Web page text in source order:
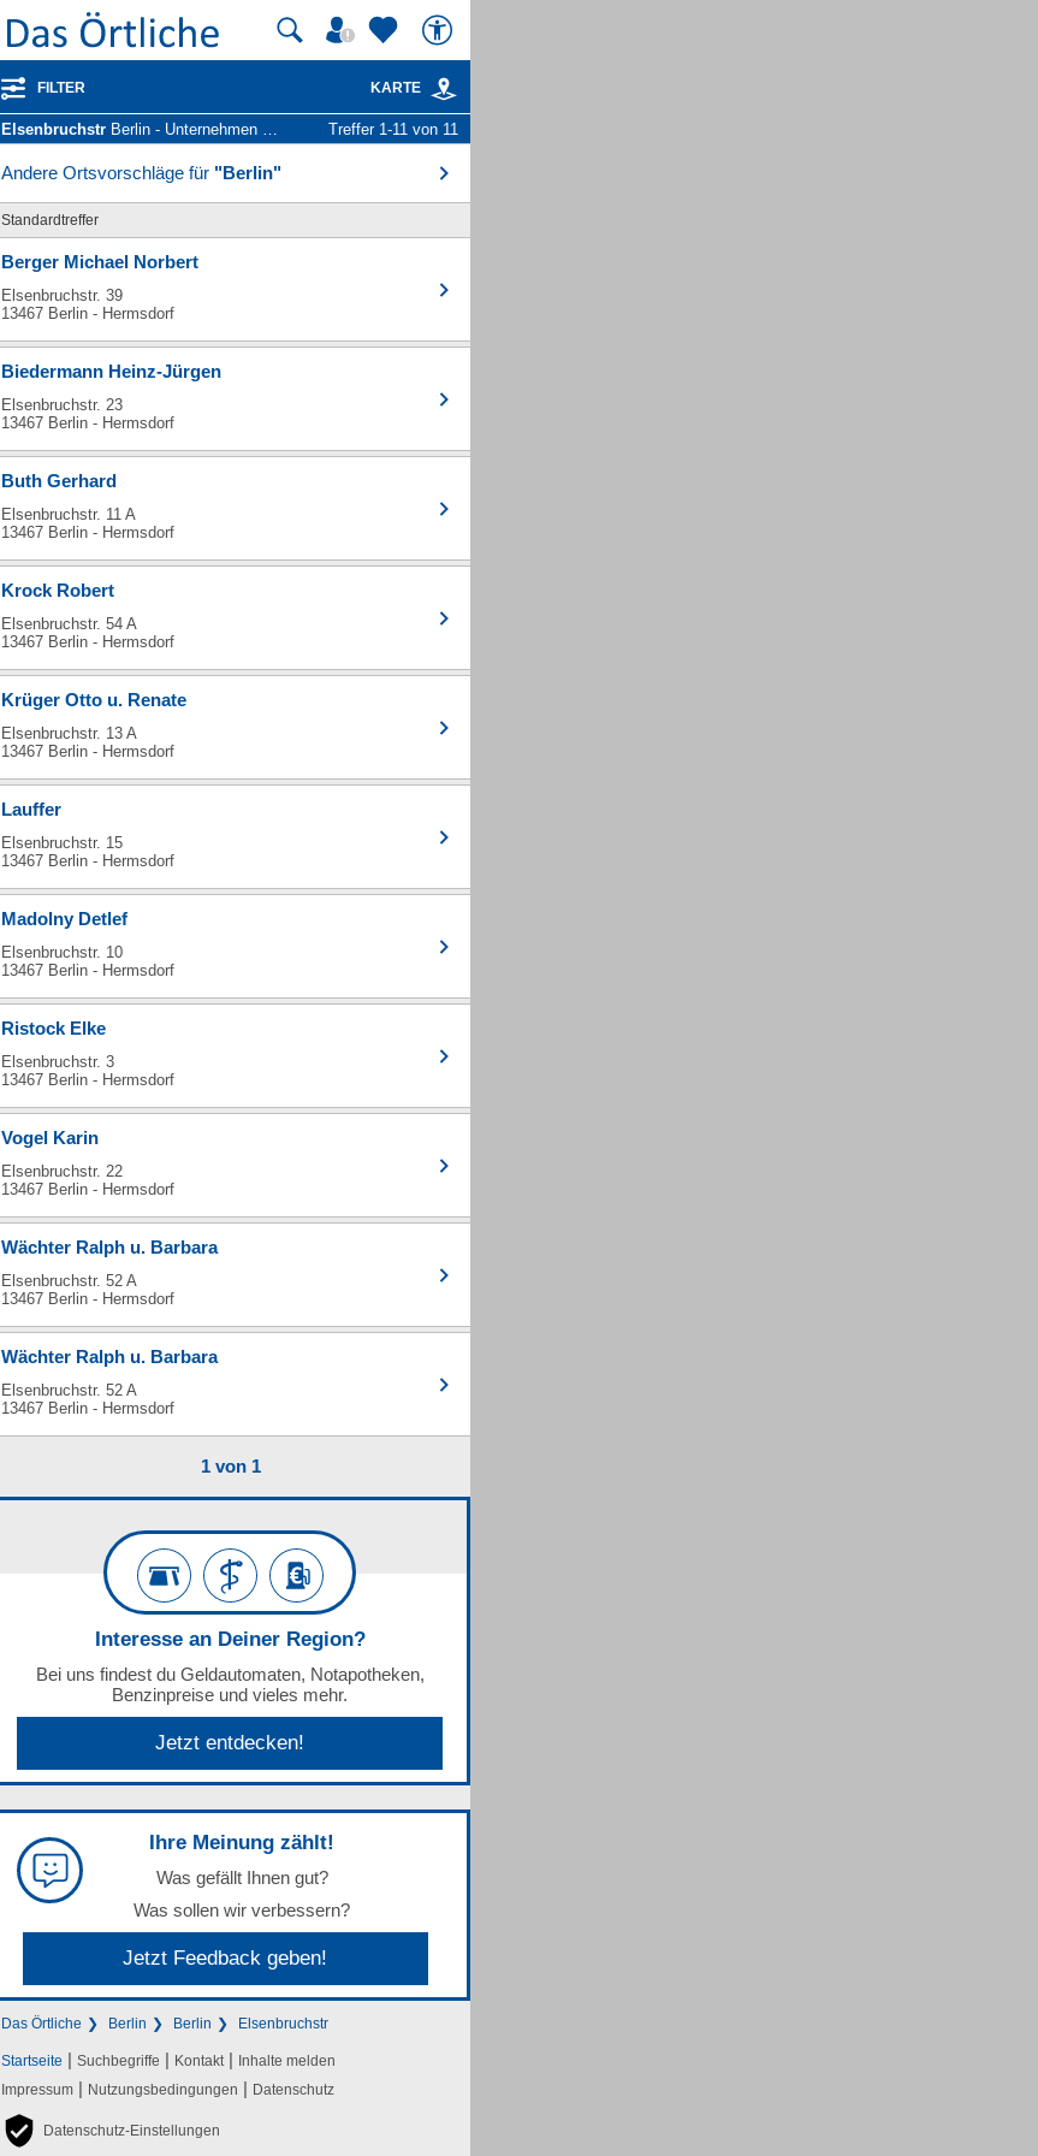
FILTER KARTE
Elsenbruchstr Berlin - Unternehmen und Personen Treffer 1-11 von 11
Andere Ortsvorschläge für "Berlin"
Standardtreffer
Berger Michael Norbert
Elsenbruchstr. 39
13467 Berlin - Hermsdorf
Biedermann Heinz-Jürgen
Elsenbruchstr. 23
13467 Berlin - Hermsdorf
Buth Gerhard
Elsenbruchstr. 11 A
13467 Berlin - Hermsdorf
Krock Robert
Elsenbruchstr. 54 A
13467 Berlin - Hermsdorf
Krüger Otto u. Renate
Elsenbruchstr. 13 A
13467 Berlin - Hermsdorf
Lauffer
Elsenbruchstr. 15
13467 Berlin - Hermsdorf
Madolny Detlef
Elsenbruchstr. 10
13467 Berlin - Hermsdorf
Ristock Elke
Elsenbruchstr. 3
13467 Berlin - Hermsdorf
Vogel Karin
Elsenbruchstr. 22
13467 Berlin - Hermsdorf
Wächter Ralph u. Barbara
Elsenbruchstr. 52 A
13467 Berlin - Hermsdorf
Wächter Ralph u. Barbara
Elsenbruchstr. 52 A
13467 Berlin - Hermsdorf
1 von 1
Interesse an Deiner Region?
Bei uns findest du Geldautomaten, Notapotheken,
Benzinpreise und vieles mehr.
Jetzt entdecken!
Ihre Meinung zählt!
Was gefällt Ihnen gut?
Was sollen wir verbessern?
Jetzt Feedback geben!
Das Örtliche Berlin Berlin Elsenbruchstr
Startseite | Suchbegriffe | Kontakt | Inhalte melden
Impressum | Nutzungsbedingungen | Datenschutz
Datenschutz-Einstellungen